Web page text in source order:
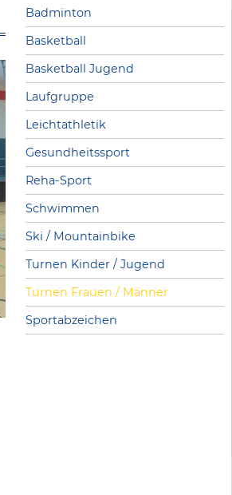
Badminton
Basketball
Basketball Jugend
Laufgruppe
Leichtathletik
Gesundheitssport
Reha-Sport
Schwimmen
Ski / Mountainbike
Turnen Kinder / Jugend
Turnen Frauen / Männer
Sportabzeichen